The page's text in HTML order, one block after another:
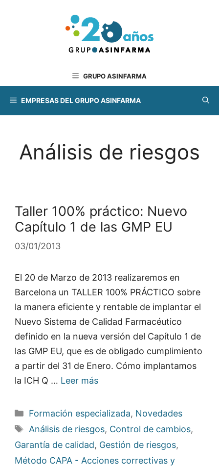
GRUPO ASINFARMA
EMPRESAS DEL GRUPO ASINFARMA
Análisis de riesgos
Taller 100% práctico: Nuevo
Capítulo 1 de las GMP EU
03/01/2013
El 20 de Marzo de 2013 realizaremos en
Barcelona un TALLER 100% PRÁCTICO sobre
la manera eficiente y rentable de implantar el
Nuevo Sistema de Calidad Farmacéutico
definido en la nueva versión del Capítulo 1 de
las GMP EU, que es de obligado cumplimiento
a partir del 31 de Enero. Cómo implantamos
la ICH Q … Leer más
Categorías
Formación especializada, Novedades
Etiquetas
Análisis de riesgos, Control de cambios,
Garantía de calidad, Gestión de riesgos,
Método CAPA - Acciones correctivas y